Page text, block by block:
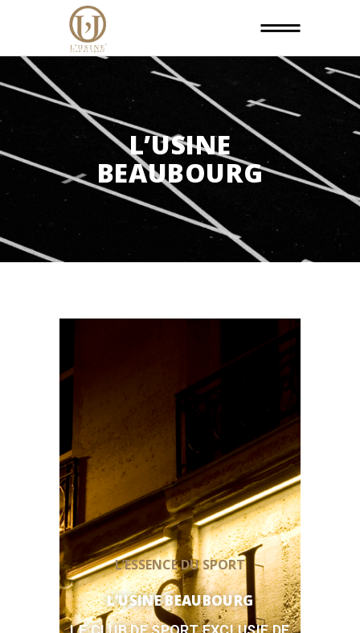
L’USINE
BEAUBOURG
L’ESSENCE DU SPORT
L’USINE BEAUBOURG